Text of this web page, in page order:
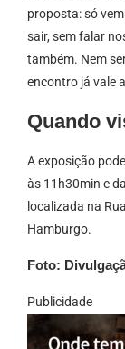
proposta: só
sair, sem falar
também. Nem
encontro já vale
Quando
A exposição
às 11h30min e
localizada na
Hamburgo.
Foto:
Publicidade